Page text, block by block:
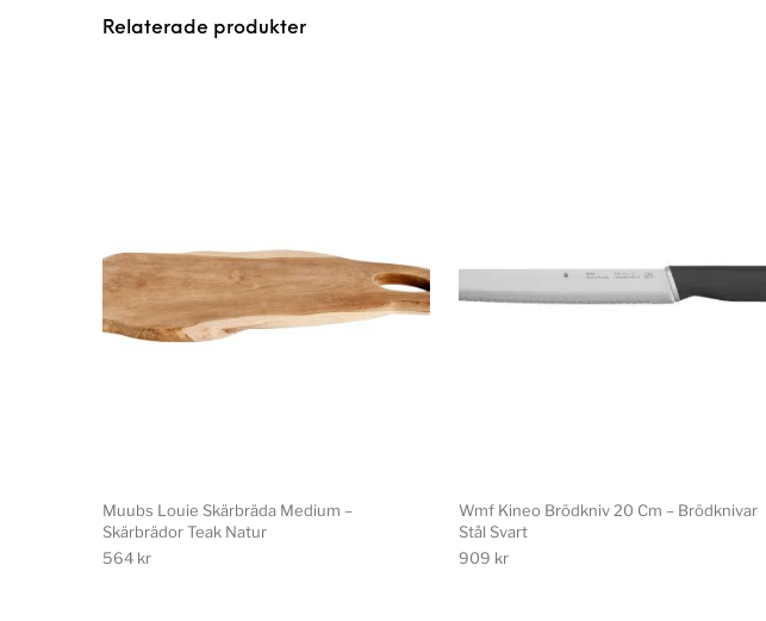
Relaterade produkter
Muubs Louie Skärbräda Medium –
Skärbrädor Teak Natur
564 kr
Wmf Kineo Brödkniv 20 Cm – Brödknivar
Stål Svart
909 kr